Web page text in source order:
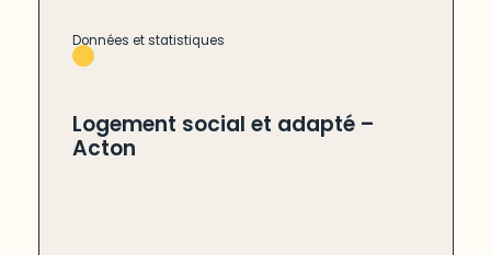
Données et statistiques
Logement social et adapté –
Acton